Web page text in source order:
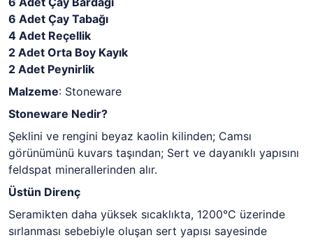
6 Adet Çay Tabağı
4 Adet Reçellik
2 Adet Orta Boy Kayık
2 Adet Peynirlik
Malzeme: Stoneware
Stoneware Nedir?
Şeklini ve rengini beyaz kaolin kilinden; Camsı
görünümünü kuvars taşından; Sert ve dayanıklı yapısını
feldspat minerallerinden alır.
Üstün Direnç
Seramikten daha yüksek sıcaklıkta, 1200°C üzerinde
sırlanması sebebiyle oluşan sert yapısı sayesinde